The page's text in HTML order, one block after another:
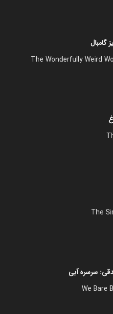
گامبال
The Wonderfully Weird
The
سرسره آبی
We Bare